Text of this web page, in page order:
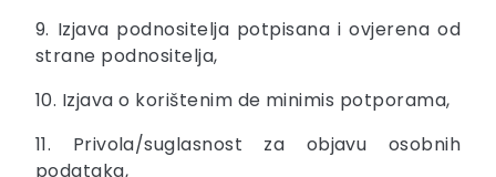
9. Izjava podnositelja potpisana i ovjerena od
strane podnositelja,
10. Izjava o korištenim de minimis potporama,
11. Privola/suglasnost za objavu osobnih
podataka,